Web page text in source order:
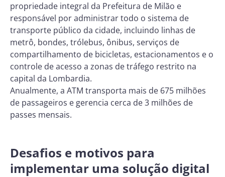
propriedade integral da Prefeitura de Milão e
responsável por administrar todo o sistema de
transporte público da cidade, incluindo linhas de
metrô, bondes, trólebus, ônibus, serviços de
compartilhamento de bicicletas, estacionamentos e o
controle de acesso a zonas de tráfego restrito na
capital da Lombardia.
Anualmente, a ATM transporta mais de 675 milhões
de passageiros e gerencia cerca de 3 milhões de
passes mensais.
Desafios e motivos para
implementar uma solução digital